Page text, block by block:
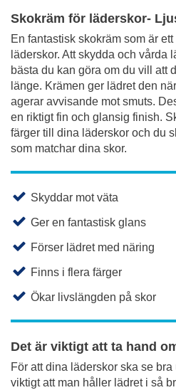
Skokräm för läderskor-
En fantastisk skokräm som är
läderskor. Att skydda och vårda
bästa du kan göra om du vill att
länge. Krämen ger lädret den
agerar avvisande mot smuts.
en riktigt fin och glansig finish.
färger till dina läderskor och du
som matchar dina skor.
Skyddar mot väta
Ger en fantastisk glans
Förser lädret med näring
Finns i flera färger
Ökar livslängden på skor
Det är viktigt att ta hand
För att dina läderskor ska se
viktigt att man håller lädret i så